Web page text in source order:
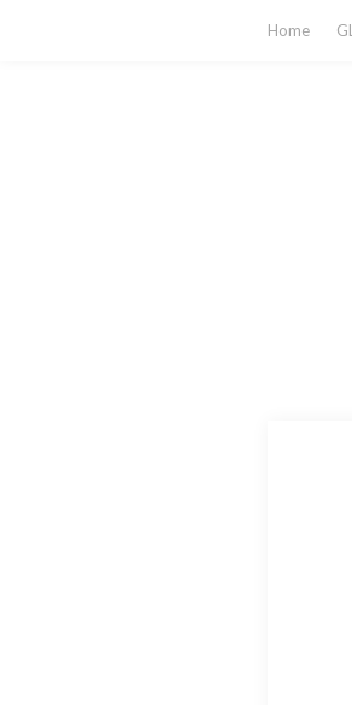
Home